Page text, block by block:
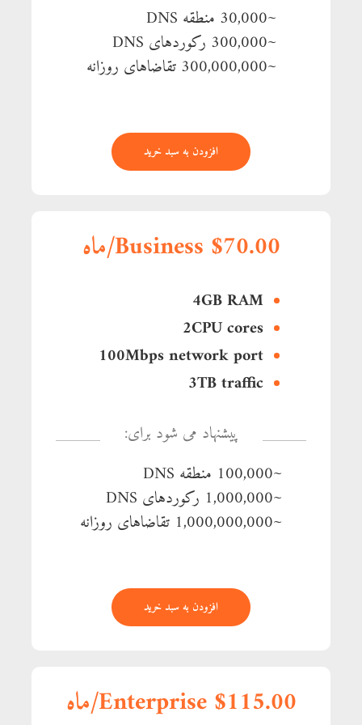
~30,000 منطقه DNS
~300,000 رکوردهای DNS
~300,000,000 تقاضاهای روزانه
افزودن به سبد خرید
Business $70.00/ماه
4GB RAM
2CPU cores
100Mbps network port
3TB traffic
پیشنهاد می شود برای:
~100,000 منطقه DNS
~1,000,000 رکوردهای DNS
~1,000,000,000 تقاضاهای روزانه
افزودن به سبد خرید
Enterprise $115.00/ماه